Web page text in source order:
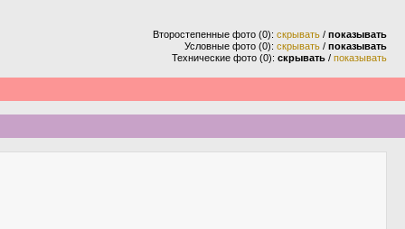
Второстепенные фото (0): скрывать / показывать
Условные фото (0): скрывать / показывать
Технические фото (0): скрывать / показывать